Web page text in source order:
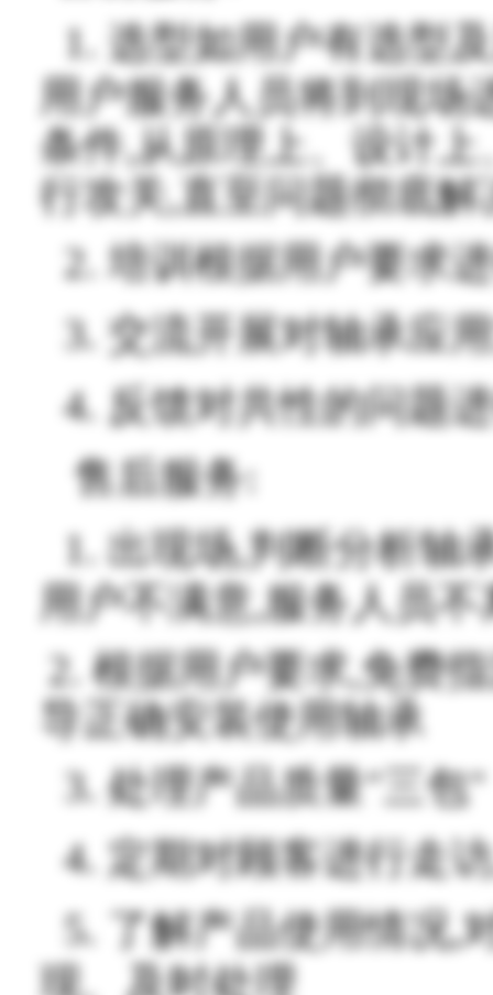
1. 选型如用户有选型
用户服务人员将到现场
条件,从原理上、设计
行攻关,直至问题彻底解
2. 培训根据用户要求
3. 交流开展对轴承应
4. 反馈对共性的问题
售后服务:
1. 出现场,判断分析轴
用户不满意,服务人员
2.根据用户要求,免费
导正确安装使用轴承
3.处理产品质量"三包"
4. 定期对顾客进行走
5. 了解产品使用情况,
现、及时处理